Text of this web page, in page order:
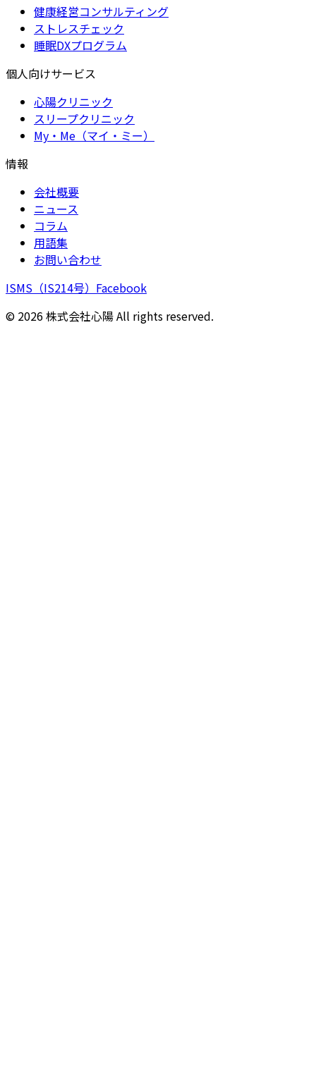
健康経営コンサルティング
ストレスチェック
睡眠DXプログラム
個人向けサービス
心陽クリニック
スリープクリニック
My・Me（マイ・ミー）
情報
会社概要
ニュース
コラム
用語集
お問い合わせ
ISMS（IS214号） Facebook
© 2026株式会社心陽 All rights reserved.